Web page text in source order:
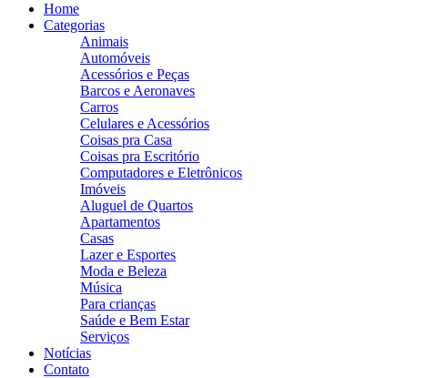
Home
Categorias
Animais
Automóveis
Acessórios e Peças
Barcos e Aeronaves
Carros
Celulares e Acessórios
Coisas pra Casa
Coisas pra Escritório
Computadores e Eletrônicos
Imóveis
Aluguel de Quartos
Apartamentos
Casas
Lazer e Esportes
Moda e Beleza
Música
Para crianças
Saúde e Bem Estar
Serviços
Notícias
Contato